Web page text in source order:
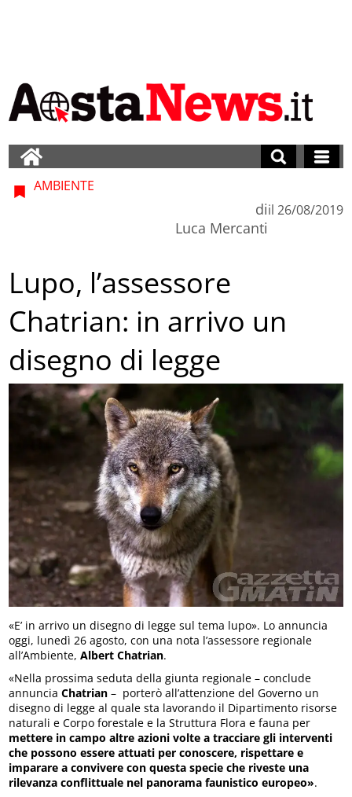
AMBIENTE
di
Luca Mercanti
il 26/08/2019
Lupo, l’assessore
Chatrian: in arrivo un
disegno di legge
«E’ in arrivo un disegno di legge sul tema lupo». Lo annuncia
oggi, lunedì 26 agosto, con una nota l’assessore regionale
all’Ambiente,Albert Chatrian.
«Nella prossima seduta della giunta regionale – conclude
annunciaChatrian – porterò all’attenzione del Governo un
disegno di legge al quale sta lavorando il Dipartimento risorse
naturali e Corpo forestale e la Struttura Flora e fauna per
mettere in campo altre azioni volte a tracciare gli interventi
che possono essere attuati per conoscere, rispettare e
imparare a convivere con questa specie che riveste una
rilevanza conflittuale nel panorama faunistico europeo».